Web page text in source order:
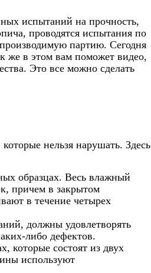
испытаний на прочность,
проводятся испытания по
партию. Сегодня
же в этом вам поможет видео,
Это все можно сделать
нельзя нарушать. Здесь
образцах. Весь влажный
причем в закрытом
в течение четырех
должны удовлетворять
либо дефектов.
которые состоят из двух
используют